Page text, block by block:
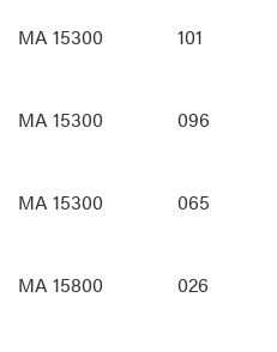
MA 15300
101
MA 15300
096
MA 15300
065
MA 15800
026